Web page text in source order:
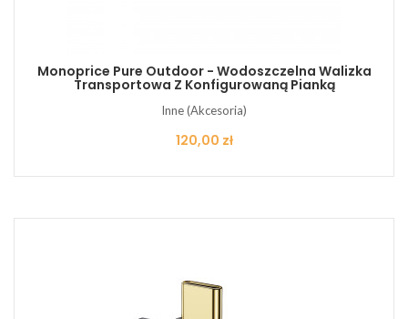
Monoprice Pure Outdoor - Wodoszczelna Walizka
Transportowa Z Konfigurowaną Pianką
Inne (Akcesoria)
Cena
120,00 zł